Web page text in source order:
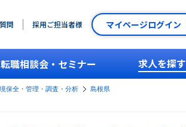
問 採用ご担当者様 マイページログイン
転職相談会・セミナー 求人を探す
保全・管理・調査・分析
島根県